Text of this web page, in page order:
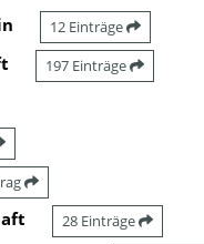
12 Einträge
197 Einträge
28 Einträge